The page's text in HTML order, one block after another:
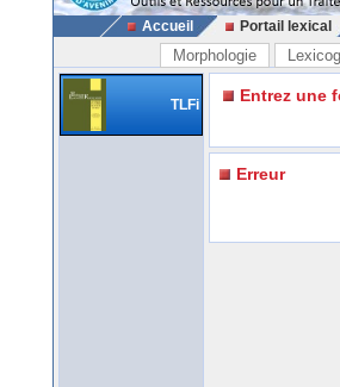
Accueil Portail lexical
Morphologie
TLFi Entrez une
Erreur